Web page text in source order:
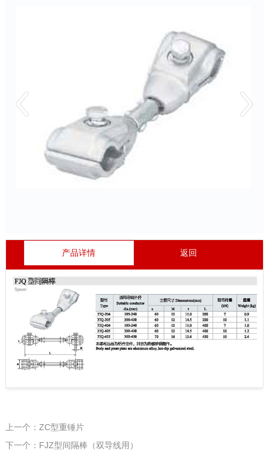
产品详情 返回
上一个：ZC型重锤片
下一个：FJZ型间隔棒（双导线用）